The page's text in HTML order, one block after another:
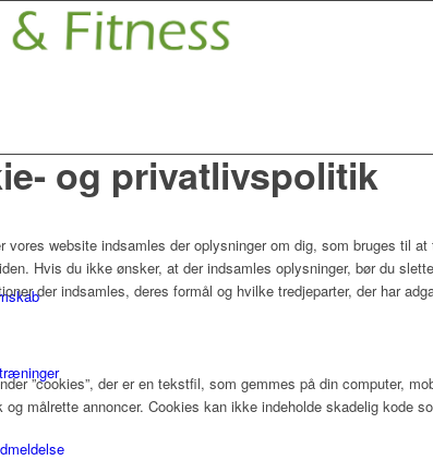
og privatlivspolitik
vores website indsamles der oplysninger om dig, som bruges til
Hvis du ikke ønsker, at der indsamles oplysninger, bør du
der indsamles, deres formål og hvilke tredjeparter, der har
”cookies”, der er en tekstfil, som gemmes på din computer,
og målrette annoncer. Cookies kan ikke indeholde skadelig kode